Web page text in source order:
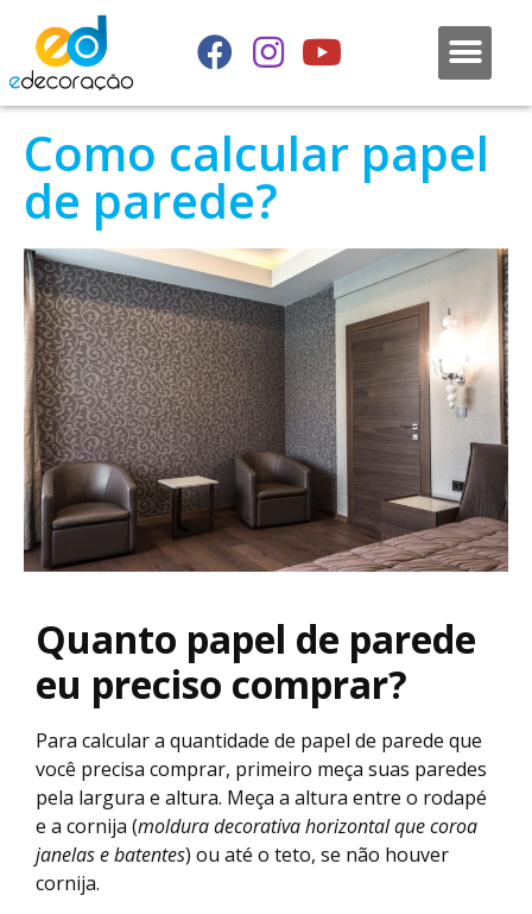
Como calcular papel
de parede?
Quanto papel de parede
eu preciso comprar?
Para calcular a quantidade de papel de parede que
você precisa comprar, primeiro meça suas paredes
pela largura e altura. Meça a altura entre o rodapé
e a cornija (moldura decorativa horizontal que coroa
janelas e batentes) ou até o teto, se não houver
cornija.